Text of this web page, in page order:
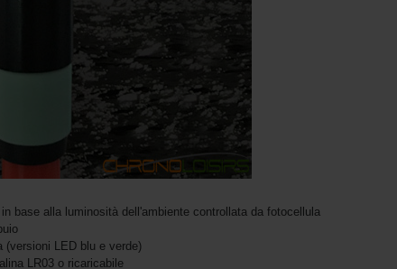
base alla luminosità dell'ambiente controllata da fotocellula
(versioni LED blu e verde)
LR03 o ricaricabile